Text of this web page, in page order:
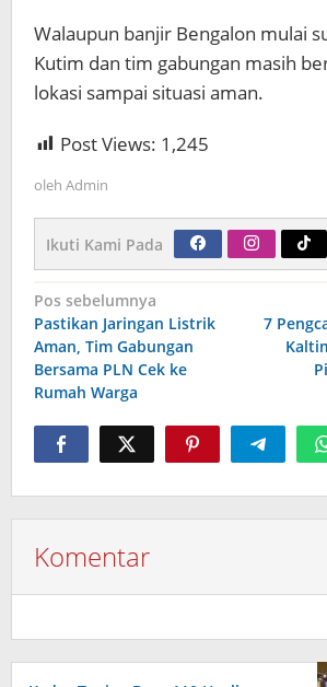
Walaupun banjir Bengalon mulai
Kutim dan tim gabungan masih
lokasi sampai situasi aman.
Post Views: 1,245
oleh Admin
Ikuti Kami Pada
Navigasi
pos
Pos sebelumnya
Pastikan Jaringan Listrik
Aman, Tim Gabungan
Bersama PLN Cek ke
Rumah Warga
7
Komentar